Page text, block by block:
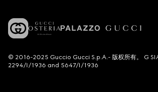
© 2016-2025 Guccio Gucci S.p.A.- 版权所有。 G
2294/I/1936 and 5647/I/1936